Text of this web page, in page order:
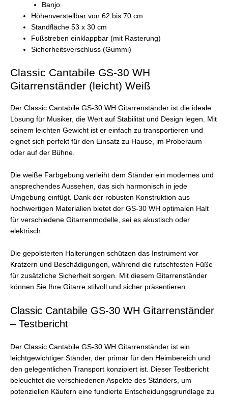
Banjo
Höhenverstellbar von 62 bis 70 cm
Standfläche 53 x 30 cm
Fußstreben einklappbar (mit Rasterung)
Sicherheitsverschluss (Gummi)
Classic Cantabile GS-30 WH
Gitarrenständer (leicht) Weiß
Der Classic Cantabile GS-30 WH Gitarrenständer ist die ideale
Lösung für Musiker, die Wert auf Stabilität und Design legen. Mit
seinem leichten Gewicht ist er einfach zu transportieren und
eignet sich perfekt für den Einsatz zu Hause, im Proberaum
oder auf der Bühne.
Die weiße Farbgebung verleiht dem Ständer ein modernes und
ansprechendes Aussehen, das sich harmonisch in jede
Umgebung einfügt. Dank der robusten Konstruktion aus
hochwertigen Materialien bietet der GS-30 WH optimalen Halt
für verschiedene Gitarrenmodelle, sei es akustisch oder
elektrisch.
Die gepolsterten Halterungen schützen das Instrument vor
Kratzern und Beschädigungen, während die rutschfesten Füße
für zusätzliche Sicherheit sorgen. Mit diesem Gitarrenständer
können Sie Ihre Gitarre stilvoll und sicher präsentieren.
Classic Cantabile GS-30 WH Gitarrenständer
– Testbericht
Der Classic Cantabile GS-30 WH Gitarrenständer ist ein
leichtgewichtiger Ständer, der primär für den Heimbereich und
den gelegentlichen Transport konzipiert ist. Dieser Testbericht
beleuchtet die verschiedenen Aspekte des Ständers, um
potenziellen Käufern eine fundierte Entscheidungsgrundlage zu